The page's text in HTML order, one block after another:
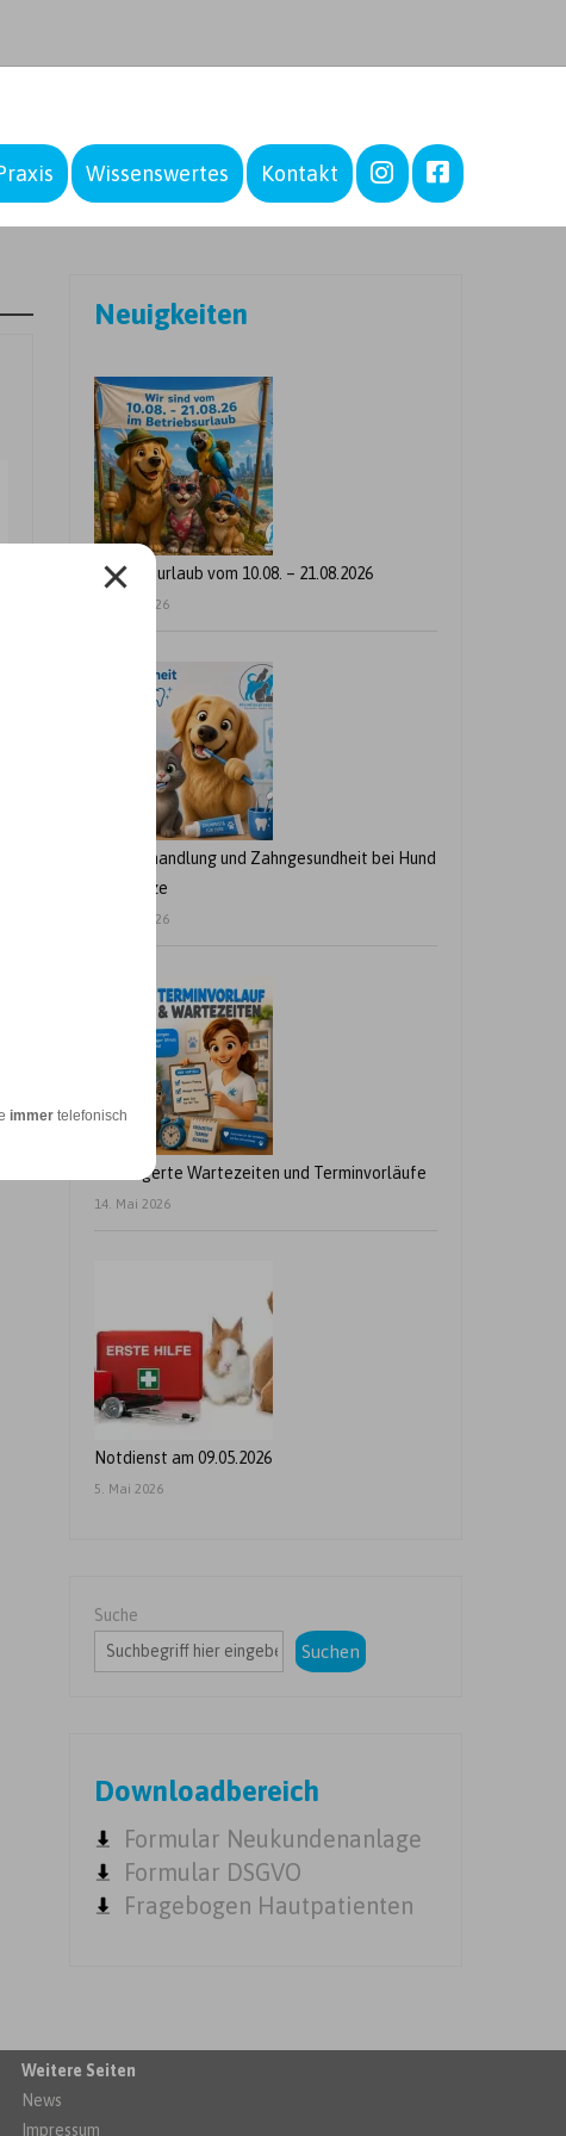
immer telefonisch
Wissenswertes Kontakt
Neuigkeiten
Betriebsurlaub vom 10.08. – 21.08.2026
24. Juli 2026
Zahnbehandlung und Zahngesundheit bei Hund
und Katze
21. Juli 2026
Verlängerte Wartezeiten und Terminvorläufe
14. Mai 2026
Notdienst am 09.05.2026
5. Mai 2026
Suche
Suchen
Downloadbereich
Formular Neukundenanlage
Formular DSGVO
Fragebogen Hautpatienten
Weitere Seiten
News
Impressum